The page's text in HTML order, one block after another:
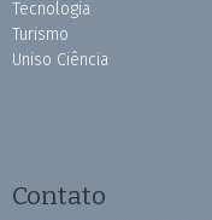
Tecnologia
Turismo
Uniso Ciência
Contato